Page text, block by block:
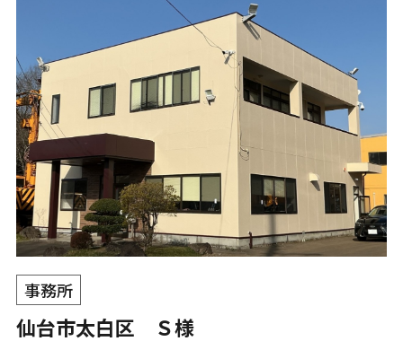
事務所
仙台市太白区 Ｓ様